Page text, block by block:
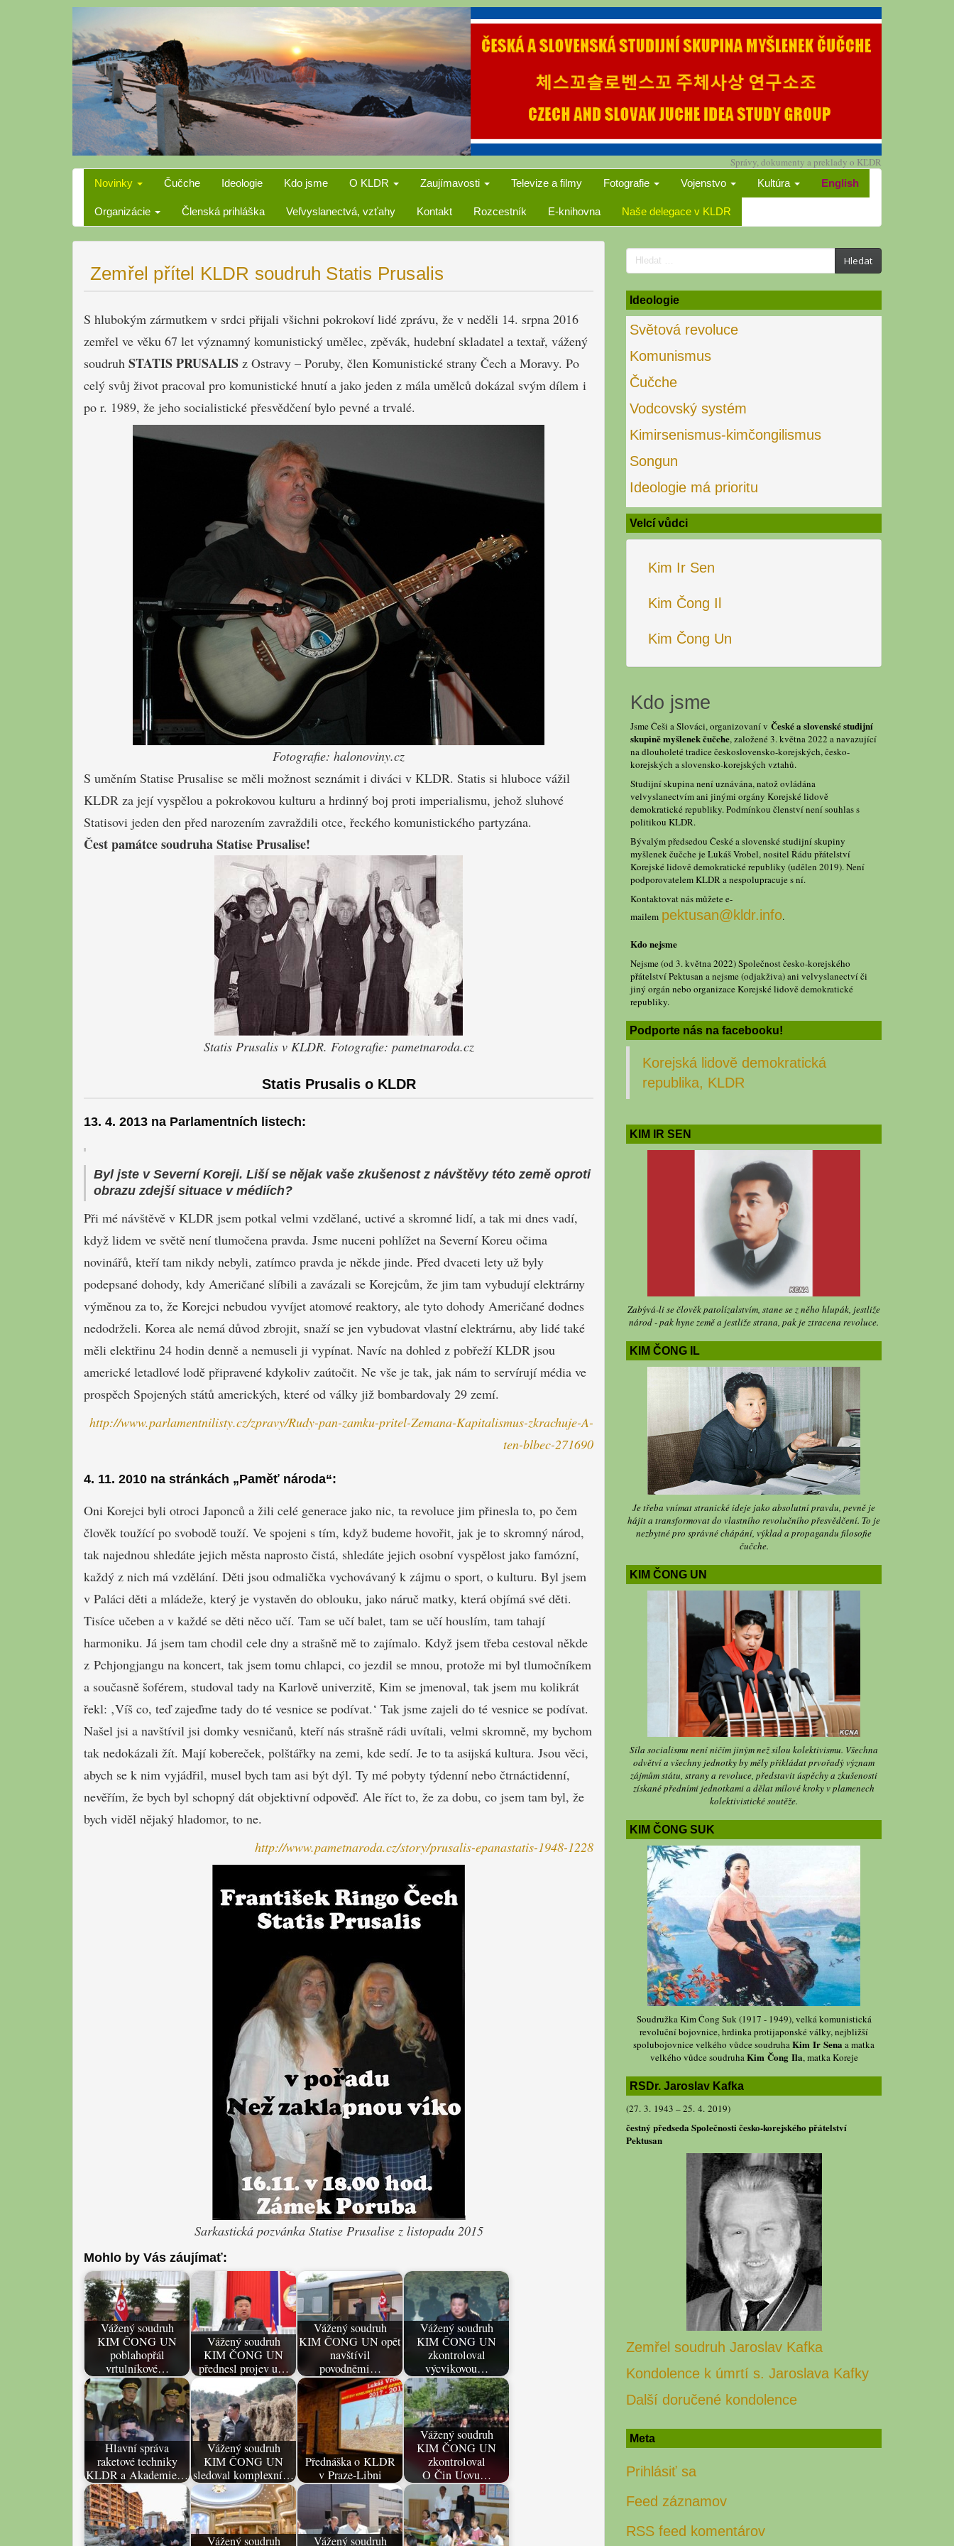
Správy, dokumenty a preklady o KĽDR
Novinky Čučche Ideologie Kdo jsme O KLDR Zaujímavosti Televize a filmy Fotografie Vojenstvo Kultúra English
Organizácie Členská prihláška Veľvyslanectvá, vzťahy Kontakt Rozcestník E-knihovna Naše delegace v KLDR
Zemřel přítel KLDR soudruh Statis Prusalis
S hlubokým zármutkem v srdci přijali všichni pokrokoví lidé zprávu, že v neděli 14. srpna 2016
zemřel ve věku 67 let významný komunistický umělec, zpěvák, hudební skladatel a textař, vážený
soudruh STATIS PRUSALIS z Ostravy – Poruby, člen Komunistické strany Čech a Moravy. Po
celý svůj život pracoval pro komunistické hnutí a jako jeden z mála umělců dokázal svým dílem i
po r. 1989, že jeho socialistické přesvědčení bylo pevné a trvalé.
Fotografie: halonoviny.cz
S uměním Statise Prusalise se měli možnost seznámit i diváci v KLDR. Statis si hluboce vážil
KLDR za její vyspělou a pokrokovou kulturu a hrdinný boj proti imperialismu, jehož sluhové
Statisovi jeden den před narozením zavraždili otce, řeckého komunistického partyzána.
Čest památce soudruha Statise Prusalise!
Statis Prusalis v KLDR. Fotografie: pametnaroda.cz
Statis Prusalis o KLDR
13. 4. 2013 na Parlamentních listech:
Byl jste v Severní Koreji. Liší se nějak vaše zkušenost z návštěvy této země oproti
obrazu zdejší situace v médiích?
Při mé návštěvě v KLDR jsem potkal velmi vzdělané, uctivé a skromné lidí, a tak mi dnes vadí,
když lidem ve světě není tlumočena pravda. Jsme nuceni pohlížet na Severní Koreu očima
novinářů, kteří tam nikdy nebyli, zatímco pravda je někde jinde. Před dvaceti lety už byly
podepsané dohody, kdy Američané slíbili a zavázali se Korejcům, že jim tam vybudují elektrárny
výměnou za to, že Korejci nebudou vyvíjet atomové reaktory, ale tyto dohody Američané dodnes
nedodrželi. Korea ale nemá důvod zbrojit, snaží se jen vybudovat vlastní elektrárnu, aby lidé také
měli elektřinu 24 hodin denně a nemuseli ji vypínat. Navíc na dohled z pobřeží KLDR jsou
americké letadlové lodě připravené kdykoliv zaútočit. Ne vše je tak, jak nám to servírují média ve
prospěch Spojených států amerických, které od války již bombardovaly 29 zemí.
http://www.parlamentnilisty.cz/zpravy/Rudy-pan-zamku-pritel-Zemana-Kapitalismus-zkrachuje-A-
ten-blbec-271690
4. 11. 2010 na stránkách „Paměť národa“:
Oni Korejci byli otroci Japonců a žili celé generace jako nic, ta revoluce jim přinesla to, po čem
člověk toužící po svobodě touží. Ve spojeni s tím, když budeme hovořit, jak je to skromný národ,
tak najednou shledáte jejich města naprosto čistá, shledáte jejich osobní vyspělost jako famózní,
každý z nich má vzdělání. Děti jsou odmalička vychovávaný k zájmu o sport, o kulturu. Byl jsem
v Paláci děti a mládeže, který je vystavěn do oblouku, jako náruč matky, která objímá své děti.
Tisíce učeben a v každé se děti něco učí. Tam se učí balet, tam se učí houslím, tam tahají
harmoniku. Já jsem tam chodil cele dny a strašně mě to zajímalo. Když jsem třeba cestoval někde
z Pchjongjangu na koncert, tak jsem tomu chlapci, co jezdil se mnou, protože mi byl tlumočníkem
a současně šoférem, studoval tady na Karlově univerzitě, Kim se jmenoval, tak jsem mu kolikrát
řekl: ‚Víš co, teď zajeďme tady do té vesnice se podívat.‘ Tak jsme zajeli do té vesnice se podívat.
Našel jsi a navštívil jsi domky vesničanů, kteří nás strašně rádi uvítali, velmi skromně, my bychom
tak nedokázali žít. Mají kobereček, polštářky na zemi, kde sedí. Je to ta asijská kultura. Jsou věci,
abych se k nim vyjádřil, musel bych tam asi být dýl. Ty mé pobyty týdenní nebo čtrnáctidenní,
nevěřím, že bych byl schopný dát objektivní odpověď. Ale říct to, že za dobu, co jsem tam byl, že
bych viděl nějaký hladomor, to ne.
http://www.pametnaroda.cz/story/prusalis-epanastatis-1948-1228
Sarkastická pozvánka Statise Prusalise z listopadu 2015
Mohlo by Vás záujímať:
Vážený soudruh
KIM ČONG UN
poblahopřál
vrtulníkové…
Vážený soudruh
KIM ČONG UN
přednesl projev u…
Vážený soudruh
KIM ČONG UN opět
navštívil
povodněmi…
Vážený soudruh
KIM ČONG UN
zkontroloval
výcvikovou…
Hlavní správa
raketové techniky
KLDR a Akademie…
Vážený soudruh
KIM ČONG UN
sledoval komplexní…
Přednáška o KLDR
v Praze-Libni
Vážený soudruh
KIM ČONG UN
zkontroloval
O Čin Uovu…
Vážený soudruh Vážený soudruh
Search
for:
Hledat
Ideologie
Světová revoluce
Komunismus
Čučche
Vodcovský systém
Kimirsenismus-kimčongilismus
Songun
Ideologie má prioritu
Velcí vůdci
Kim Ir Sen
Kim Čong Il
Kim Čong Un
Kdo jsme
Jsme Češi a Slováci, organizovaní v České a slovenské studijní
skupině myšlenek čučche, založené 3. května 2022 a navazující
na dlouholeté tradice československo-korejských, česko-
korejských a slovensko-korejských vztahů.
Studijní skupina není uznávána, natož ovládána
velvyslanectvím ani jinými orgány Korejské lidově
demokratické republiky. Podmínkou členství není souhlas s
politikou KLDR.
Bývalým předsedou České a slovenské studijní skupiny
myšlenek čučche je Lukáš Vrobel, nositel Řádu přátelství
Korejské lidově demokratické republiky (udělen 2019). Není
podporovatelem KLDR a nespolupracuje s ní.
Kontaktovat nás můžete e-
mailem pektusan@kldr.info.
Kdo nejsme
Nejsme (od 3. května 2022) Společnost česko-korejského
přátelství Pektusan a nejsme (odjakživa) ani velvyslanectví či
jiný orgán nebo organizace Korejské lidově demokratické
republiky.
Podporte nás na facebooku!
Korejská lidově demokratická
republika, KLDR
KIM IR SEN
Zabývá-li se člověk patolízalstvím, stane se z něho hlupák, jestliže
národ - pak hyne země a jestliže strana, pak je ztracena revoluce.
KIM ČONG IL
Je třeba vnímat stranické ideje jako absolutní pravdu, pevně je
hájit a transformovat do vlastního revolučního přesvědčení. To je
nezbytné pro správné chápání, výklad a propagandu filosofie
čučche.
KIM ČONG UN
Síla socialismu není ničím jiným než silou kolektivismu. Všechna
odvětví a všechny jednotky by měly přikládat prvořadý význam
zájmům státu, strany a revoluce, představit úspěchy a zkušenosti
získané předními jednotkami a dělat mílové kroky v plamenech
kolektivistické soutěže.
KIM ČONG SUK
Soudružka Kim Čong Suk (1917 - 1949), velká komunistická
revoluční bojovnice, hrdinka protijaponské války, nejbližší
spolubojovnice velkého vůdce soudruhaKim Ir Sena a matka
velkého vůdce soudruhaKim Čong Ila, matka Koreje
RSDr. Jaroslav Kafka
(27. 3. 1943 – 25. 4. 2019)
čestný předseda Společnosti česko-korejského přátelství
Pektusan
Zemřel soudruh Jaroslav Kafka
Kondolence k úmrtí s. Jaroslava Kafky
Další doručené kondolence
Meta
Prihlásiť sa
Feed záznamov
RSS feed komentárov